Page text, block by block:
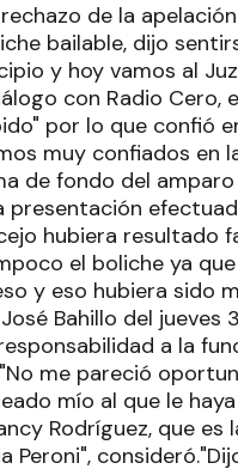
de la
bailable, dijo
y hoy vamos al
con Radio Cero,
por lo que confió
muy confiados
de fondo del
presentación
hubiera resultado
el boliche ya
y eso hubiera sido
Bahillo del jueves
a la
me pareció
mío al que le
Rodríguez, que es
Peroni",